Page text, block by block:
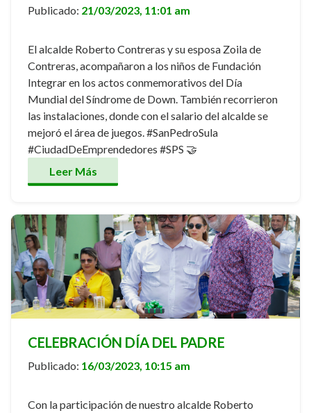
Publicado: 21/03/2023, 11:01 am
El alcalde Roberto Contreras y su esposa Zoila de
Contreras, acompañaron a los niños de Fundación
Integrar en los actos conmemorativos del Día
Mundial del Síndrome de Down. También recorrieron
las instalaciones, donde con el salario del alcalde se
mejoró el área de juegos. #SanPedroSula
#CiudadDeEmprendedores #SPS 🤝
Leer Más
CELEBRACIÓN DÍA DEL PADRE
Publicado: 16/03/2023, 10:15 am
Con la participación de nuestro alcalde Roberto